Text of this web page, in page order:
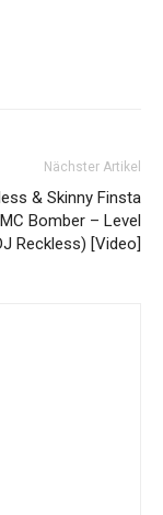
Nächster Artikel
& Skinny Finsta
Bomber – Level
Reckless) [Video]